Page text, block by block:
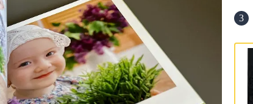
3